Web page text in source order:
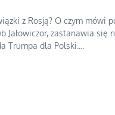
z Rosją? O czym mówi
Jałowiczor, zastanawia się
Trumpa dla Polski....